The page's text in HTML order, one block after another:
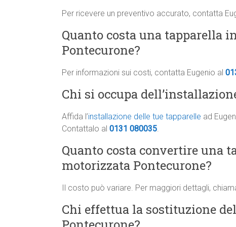
Per ricevere un preventivo accurato, contatta
Quanto costa una tapparella
Pontecurone?
Per informazioni sui costi, contatta Eugenio al
Chi si occupa
Affida l’installazione delle tue tapparelle ad
Contattalo al 0131 080035.
Quanto costa convertire una
motorizzata Pontecurone?
Il costo può variare. Per maggiori dettagli,
Chi effettua la sostituzione